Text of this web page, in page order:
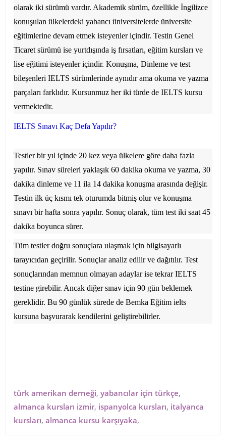
olarak iki sürümü vardır. Akademik sürüm, özellikle İngilizce
konuşulan ülkelerdeki yabancı üniversitelerde üniversite
eğitimlerine devam etmek isteyenler içindir. Testin Genel
Ticaret sürümü ise yurtdışında iş fırsatları, eğitim kursları ve
lise eğitimi isteyenler içindir. Konuşma, Dinleme ve test
bileşenleri IELTS sürümlerinde aynıdır ama okuma ve yazma
parçaları farklıdır. Kursunmuz her iki türde de IELTS kursu
vermektedir.
IELTS Sınavı Kaç Defa Yapılır?
Testler bir yıl içinde 20 kez veya ülkelere göre daha fazla
yapılır. Sınav süreleri yaklaşık 60 dakika okuma ve yazma, 30
dakika dinleme ve 11 ila 14 dakika konuşma arasında değişir.
Testin ilk üç kısmı tek oturumda bitmiş olur ve konuşma
sınavı bir hafta sonra yapılır. Sonuç olarak, tüm test iki saat 45
dakika boyunca sürer.
Tüm testler doğru sonuçlara ulaşmak için bilgisayarlı
tarayıcıdan geçirilir. Sonuçlar analiz edilir ve dağıtılır. Test
sonuçlarından memnun olmayan adaylar ise tekrar IELTS
testine girebilir. Ancak diğer sınav için 90 gün beklemek
gereklidir. Bu 90 günlük sürede deBemka Eğitim ielts
kursuna başvurarak kendilerini geliştirebilirler.
türk amerikan derneği,yabancılar için türkçe,
almanca kursları izmir, ispanyolca kursları, italyanca
kursları,almanca kursu karşıyaka,